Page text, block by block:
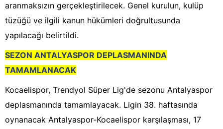
aranmaksızın gerçekleştirilecek. Genel kurulun, kulüp
tüzüğü ve ilgili kanun hükümleri doğrultusunda
yapılacağı belirtildi.
SEZON ANTALYASPOR DEPLASMANINDA
TAMAMLANACAK
Kocaelispor, Trendyol Süper Lig'de sezonu Antalyaspor
deplasmanında tamamlayacak. Ligin 38. haftasında
oynanacak Antalyaspor-Kocaelispor karşılaşması, 17